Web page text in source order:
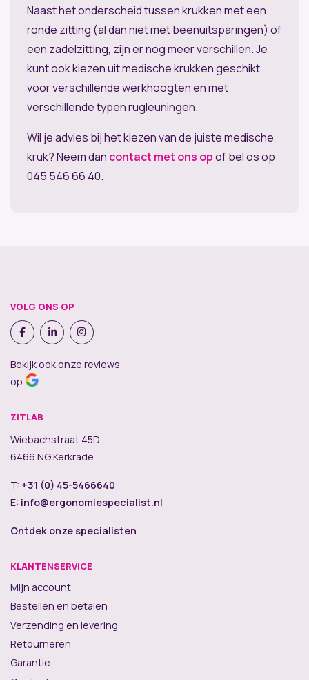
Naast het onderscheid tussen krukken met een
ronde zitting (al dan niet met beenuitsparingen) of
een zadelzitting, zijn er nog meer verschillen. Je
kunt ook kiezen uit medische krukken geschikt
voor verschillende werkhoogten en met
verschillende typen rugleuningen.
Wil je advies bij het kiezen van de juiste medische
kruk? Neem dan contact met ons opof bel os op
045 546 66 40.
VOLG ONS OP
Bekijk ook onze reviews
op
ZITLAB
Wiebachstraat 45D
6466 NG Kerkrade
T: +31 (0) 45-5466640
E: info@ergonomiespecialist.nl
Ontdek onze specialisten
KLANTENSERVICE
Mijn account
Bestellen en betalen
Verzending en levering
Retourneren
Garantie